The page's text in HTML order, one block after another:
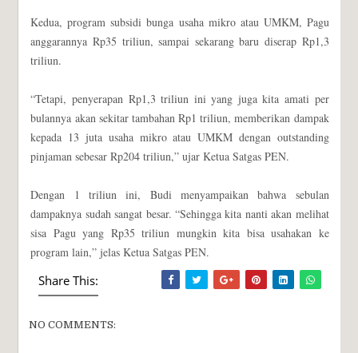
Kedua, program subsidi bunga usaha mikro atau UMKM, Pagu
anggarannya Rp35 triliun, sampai sekarang baru diserap Rp1,3
triliun.
“Tetapi, penyerapan Rp1,3 triliun ini yang juga kita amati per
bulannya akan sekitar tambahan Rp1 triliun, memberikan dampak
kepada 13 juta usaha mikro atau UMKM dengan outstanding
pinjaman sebesar Rp204 triliun,” ujar Ketua Satgas PEN.
Dengan 1 triliun ini, Budi menyampaikan bahwa sebulan
dampaknya sudah sangat besar. “Sehingga kita nanti akan melihat
sisa Pagu yang Rp35 triliun mungkin kita bisa usahakan ke
program lain,” jelas Ketua Satgas PEN.
Share This:
NO COMMENTS: